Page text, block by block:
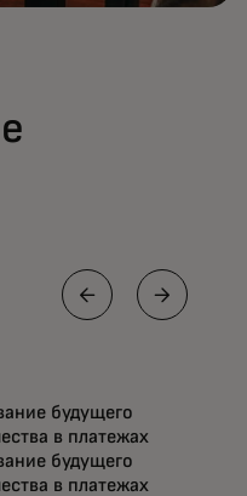
будущего
в платежах
будущего
в платежах